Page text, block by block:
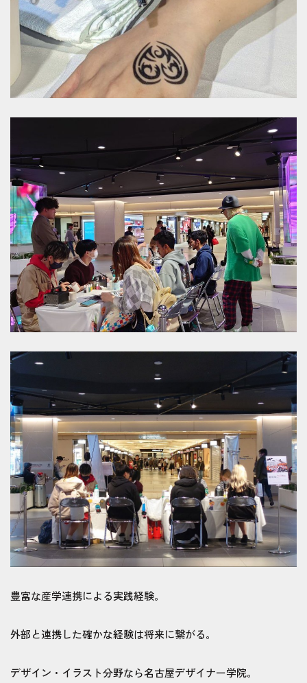
豊富な産学連携による実践経験。
外部と連携した確かな経験は将来に繋がる。
デザイン・イラスト分野なら名古屋デザイナー学院。